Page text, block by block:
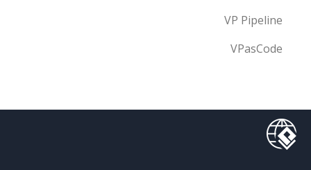
VP Pipeline
VPasCode